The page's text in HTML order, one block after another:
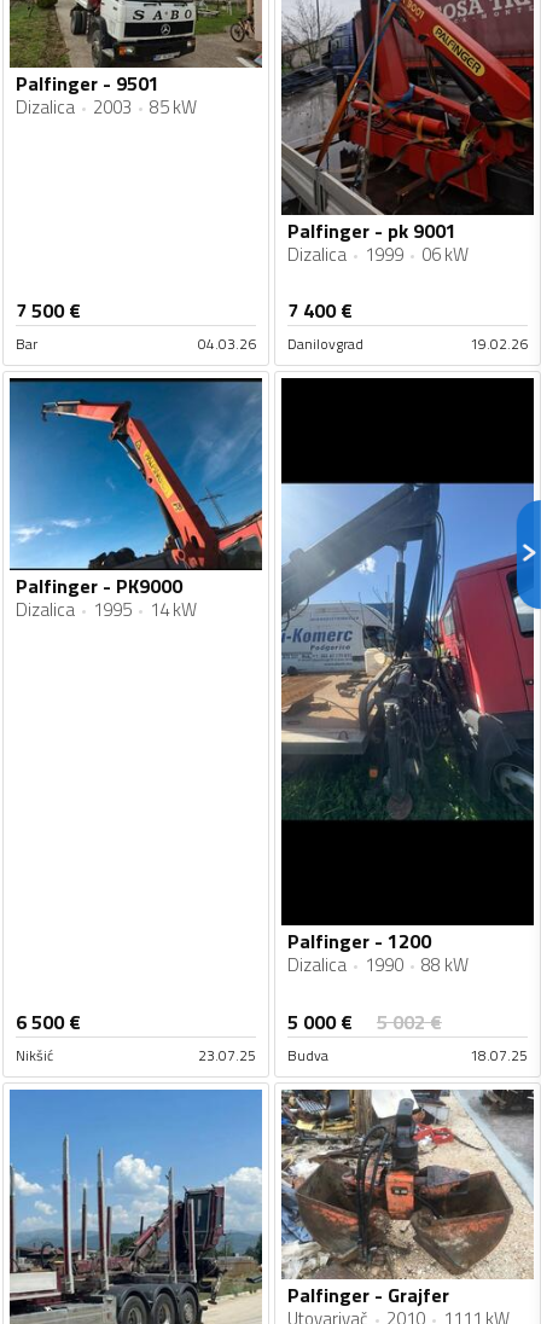
Palfinger - 9501
Dizalica 2003 85 kW
7 500€
Bar 04.03.26
Palfinger - pk 9001
Dizalica 1999 06 kW
7 400€
Danilovgrad 19.02.26
Palfinger - PK9000
Dizalica 1995 14 kW
6 500€
Nikšić 23.07.25
Palfinger - 1200
Dizalica 1990 88 kW
5 000€ 5 002€
Budva 18.07.25
Palfinger - Grajfer